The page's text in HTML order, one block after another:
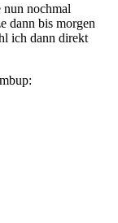
nochmal
dann bis morgen
ich dann direkt